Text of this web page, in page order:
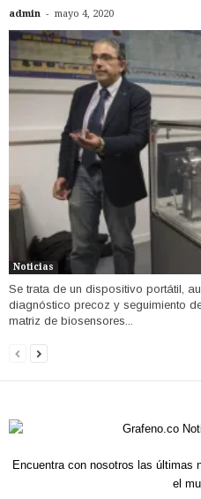
admin - mayo 4, 2020
Noticias
Se trata de un dispositivo portátil,
diagnóstico precoz y seguimiento
matriz de biosensores...
Encuentra con nosotros las últimas
el